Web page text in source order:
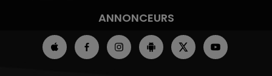
ANNONCEURS